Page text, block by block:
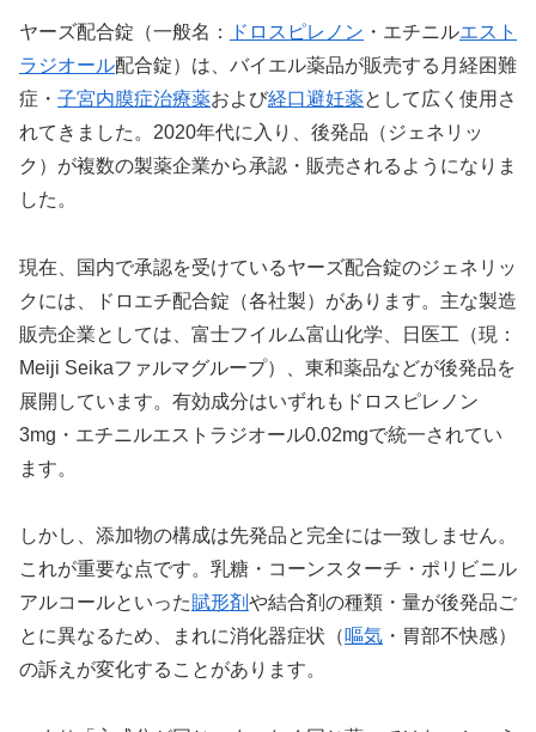
ヤーズ配合錠（一般名： ドロスピレノン ・エチニルエスト
ラジオール配合錠）は、バイエル薬品が販売する月経困難
症・ 子宮内膜症治療薬および経口避妊薬として広く使用さ
れてきました。2020年代に入り、後発品（ジェネリッ
ク）が複数の製薬企業から承認・販売されるようになりま
した。
現在、国内で承認を受けているヤーズ配合錠のジェネリッ
クには、ドロエチ配合錠（各社製）があります。主な製造
販売企業としては、富士フイルム富山化学、日医工（現：
Meiji Seikaファルマグループ）、東和薬品などが後発品を
展開しています。有効成分はいずれもドロスピレノン
3mg・エチニルエストラジオール0.02mgで統一されてい
ます。
しかし、添加物の構成は先発品と完全には一致しません。
これが重要な点です。乳糖・コーンスターチ・ポリビニル
アルコールといった賦形剤や結合剤の種類・量が後発品ご
とに異なるため、まれに消化器症状（嘔気 ・胃部不快感）
の訴えが変化することがあります。